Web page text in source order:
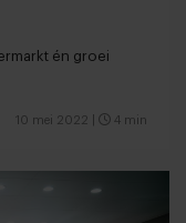
én groei
10 mei 2022 4 min